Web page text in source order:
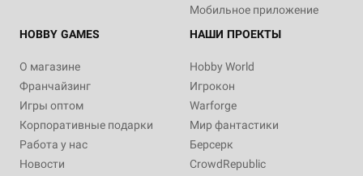
Мобильное приложение
HOBBY GAMES
О магазине
Франчайзинг
Игры оптом
Корпоративные подарки
Работа у нас
Новости
НАШИ ПРОЕКТЫ
Hobby World
Игрокон
Warforge
Мир фантастики
Берсерк
CrowdRepublic